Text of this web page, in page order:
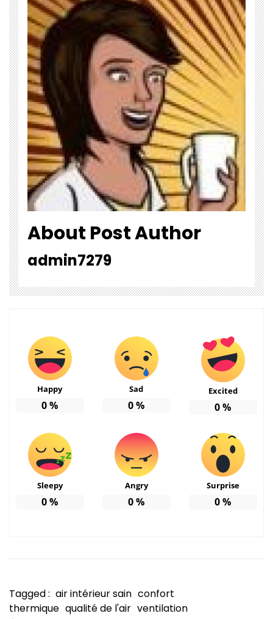
About Post Author
admin7279
Happy
0%
Sad
0%
Excited
0%
Sleepy
0%
Angry
0%
Surprise
0%
Tagged : air intérieur sain confort
thermique qualité de l'air ventilation